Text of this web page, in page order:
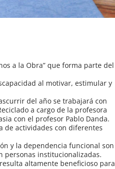
a la Obra” que forma parte del
al motivar, estimular y
del año se trabajará con
a cargo de la profesora
con el profesor Pablo Danda.
de actividades con diferentes
y la dependencia funcional son
personas institucionalizadas.
altamente beneficioso para